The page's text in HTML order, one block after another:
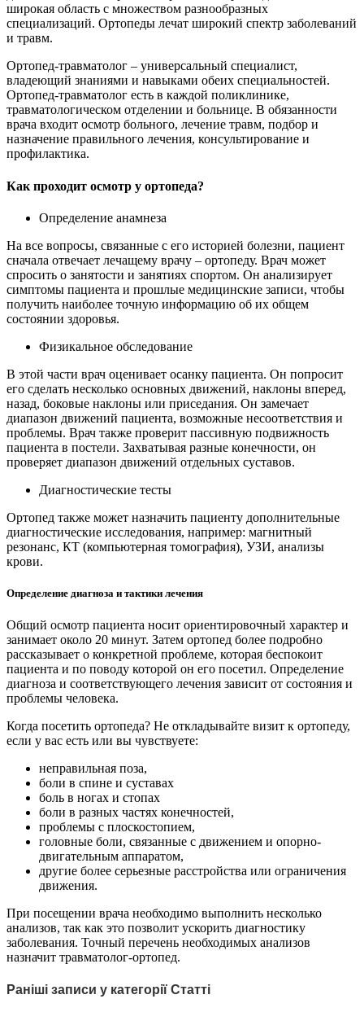
широкая область с множеством разнообразных
специализаций. Ортопеды лечат широкий спектр заболеваний
и травм.
Ортопед-травматолог – универсальный специалист,
владеющий знаниями и навыками обеих специальностей.
Ортопед-травматолог есть в каждой поликлинике,
травматологическом отделении и больнице. В обязанности
врача входит осмотр больного, лечение травм, подбор и
назначение правильного лечения, консультирование и
профилактика.
Как проходит осмотр у ортопеда?
Определение анамнеза
На все вопросы, связанные с его историей болезни, пациент
сначала отвечает лечащему врачу – ортопеду. Врач может
спросить о занятости и занятиях спортом. Он анализирует
симптомы пациента и прошлые медицинские записи, чтобы
получить наиболее точную информацию об их общем
состоянии здоровья.
Физикальное обследование
В этой части врач оценивает осанку пациента. Он попросит
его сделать несколько основных движений, наклоны вперед,
назад, боковые наклоны или приседания. Он замечает
диапазон движений пациента, возможные несоответствия и
проблемы. Врач также проверит пассивную подвижность
пациента в постели. Захватывая разные конечности, он
проверяет диапазон движений отдельных суставов.
Диагностические тесты
Ортопед также может назначить пациенту дополнительные
диагностические исследования, например: магнитный
резонанс, КТ (компьютерная томография), УЗИ, анализы
крови.
Определение диагноза и тактики лечения
Общий осмотр пациента носит ориентировочный характер и
занимает около 20 минут. Затем ортопед более подробно
рассказывает о конкретной проблеме, которая беспокоит
пациента и по поводу которой он его посетил. Определение
диагноза и соответствующего лечения зависит от состояния и
проблемы человека.
Когда посетить ортопеда? Не откладывайте визит к ортопеду,
если у вас есть или вы чувствуете:
неправильная поза,
боли в спине и суставах
боль в ногах и стопах
боли в разных частях конечностей,
проблемы с плоскостопием,
головные боли, связанные с движением и опорно-
двигательным аппаратом,
другие более серьезные расстройства или ограничения
движения.
При посещении врача необходимо выполнить несколько
анализов, так как это позволит ускорить диагностику
заболевания. Точный перечень необходимых анализов
назначит травматолог-ортопед.
Раніші записи у категорії Статті